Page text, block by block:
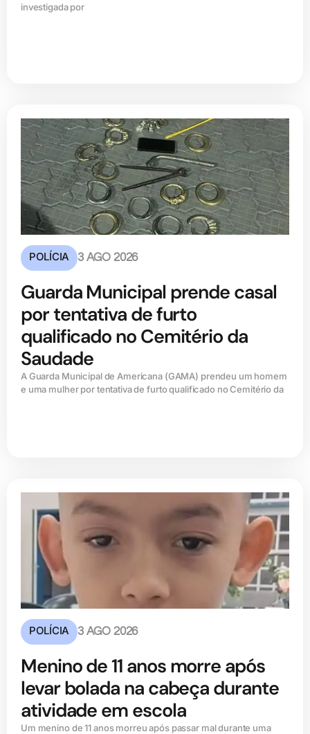
investigada por
POLÍCIA 3 AGO 2026
Guarda Municipal prende casal
por tentativa de furto
qualificado no Cemitério da
Saudade
A Guarda Municipal de Americana (GAMA) prendeu um homem
e uma mulher por tentativa de furto qualificado no Cemitério da
POLÍCIA 3 AGO 2026
Menino de 11 anos morre após
levar bolada na cabeça durante
atividade em escola
Um menino de 11 anos morreu após passar mal durante uma